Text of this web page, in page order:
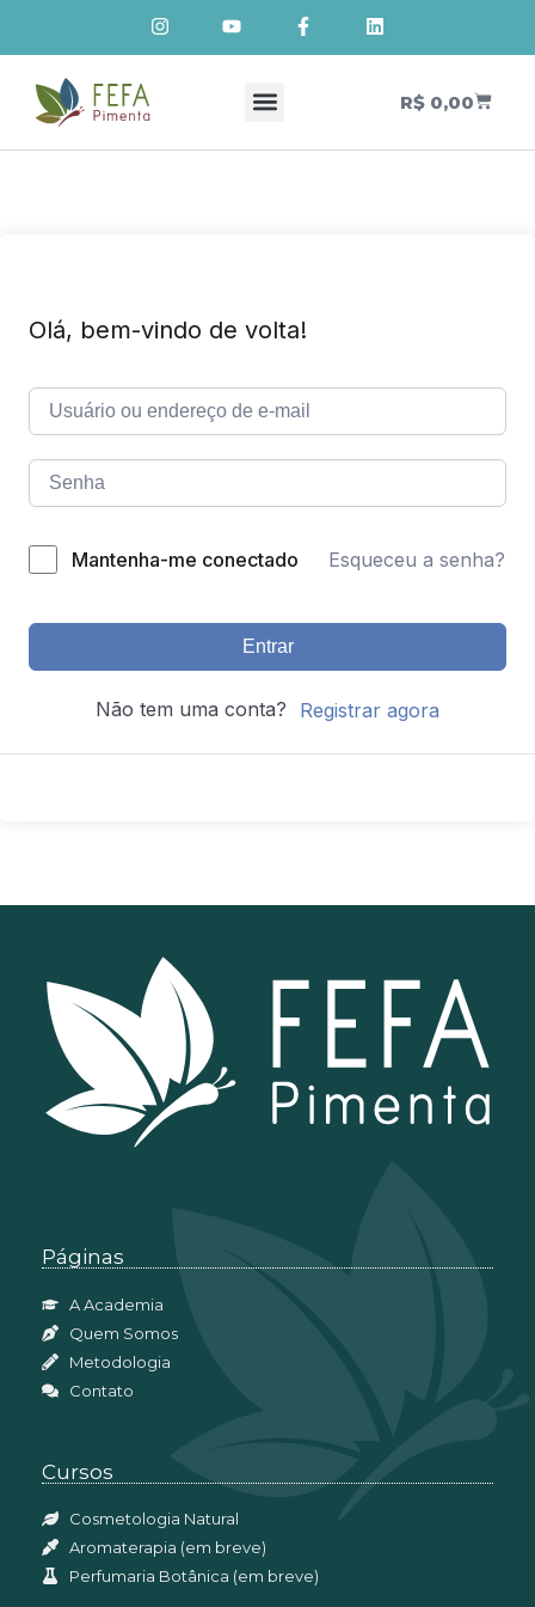
R$0,00
Olá, bem-vindo de volta!
Mantenha-me conectado Esqueceu a senha?
Entrar
Não tem uma conta? Registrar agora
Páginas
A Academia
Quem Somos
Metodologia
Contato
Cursos
Cosmetologia Natural
Aromaterapia (em breve)
Perfumaria Botânica (em breve)